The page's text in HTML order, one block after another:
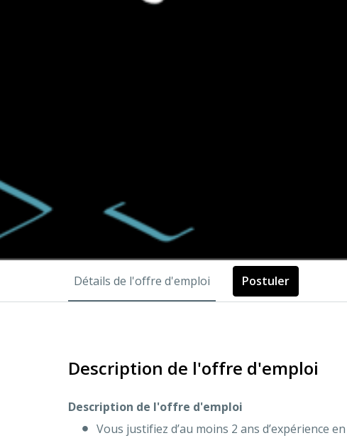
Détails de l'offre d'emploi Postuler
Description de l'offre d'emploi
Description de l'offre d'emploi
Vous justifiez d’au moins 2 ans d’expérience